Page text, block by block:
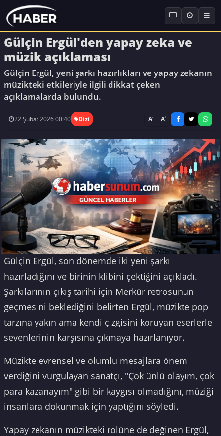
Gülçin Ergül'den yapay zeka ve
müzik açıklaması
Gülçin Ergül, yeni şarkı hazırlıkları ve yapay zekanın
müzikteki etkileriyle ilgili dikkat çeken
açıklamalarda bulundu.
22 Şubat 2026 00:40 Dizi A- A+
Gülçin Ergül, son dönemde iki yeni şarkı
hazırladığını ve birinin klibini çektiğini açıkladı.
Şarkılarının çıkış tarihi için Merkür retrosunun
geçmesini beklediğini belirten Ergül, müzikte pop
tarzına yakın ama kendi çizgisini koruyan eserlerle
sevenlerinin karşısına çıkmaya hazırlanıyor.
Müzikte evrensel ve olumlu mesajlara önem
verdiğini vurgulayan sanatçı, "Çok ünlü olayım, çok
para kazanayım" gibi bir kaygısı olmadığını, müziği
insanlara dokunmak için yaptığını söyledi.
Yapay zekanın müzikteki rolüne de değinen Ergül,